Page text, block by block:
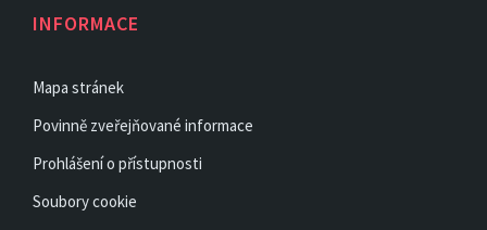
INFORMACE
Mapa stránek
Povinně zveřejňované informace
Prohlášení o přístupnosti
Soubory cookie